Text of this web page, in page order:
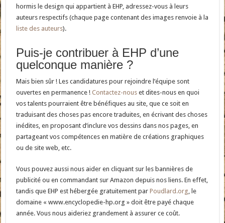
hormis le design qui appartient à EHP, adressez-vous à leurs
auteurs respectifs (chaque page contenant des images renvoie à la
liste des auteurs).
Puis-je contribuer à EHP d’une
quelconque manière ?
Mais bien sûr ! Les candidatures pour rejoindre l’équipe sont
ouvertes en permanence !Contactez-nous et dites-nous en quoi
vos talents pourraient être bénéfiques au site, que ce soit en
traduisant des choses pas encore traduites, en écrivant des choses
inédites, en proposant d’inclure vos dessins dans nos pages, en
partageant vos compétences en matière de créations graphiques
ou de site web, etc.
Vous pouvez aussi nous aider en cliquant sur les bannières de
publicité ou en commandant sur Amazon depuis nos liens. En effet,
tandis que EHP est hébergée gratuitement parPoudlard.org, le
domaine « www.encyclopedie-hp.org » doit être payé chaque
année. Vous nous aideriez grandement à assurer ce coût.